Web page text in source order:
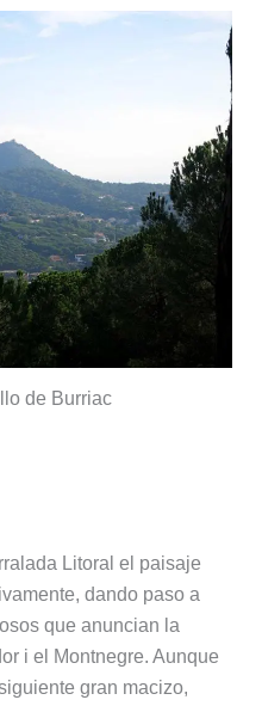
de Burriac
Litoral el paisaje
dando paso a
que anuncian la
i el Montnegre. Aunque
gran macizo,